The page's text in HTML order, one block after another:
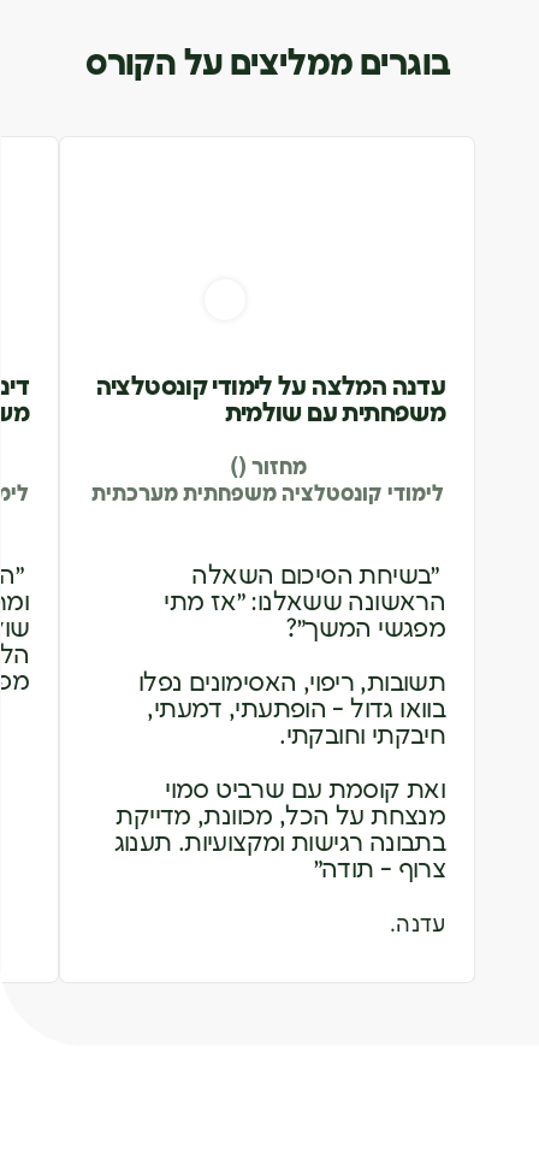
בוגרים ממליצים על הקורס
עדנה המלצה על לימודי קונסטלציה
משפחתית עם שולמית
מחזור ()
לימודי קונסטלציה משפחתית מערכתית
״בשיחת הסיכום השאלה
הראשונה ששאלנו: ״אז מתי
מפגשי המשך״?
תשובות, ריפוי, האסימונים נפלו
בוואו גדול - הופתעתי, דמעתי,
חיבקתי וחובקתי.
ואת קוסמת עם שרביט סמוי
מנצחת על הכל, מכוונת, מדייקת
בתבונה רגישות ומקצועיות. תענוג
צרוף - תודה״
עדנה.